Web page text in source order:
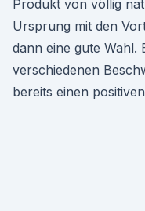
Produkt von völlig
Ursprung mit den
dann eine gute Wahl.
verschiedenen
bereits einen